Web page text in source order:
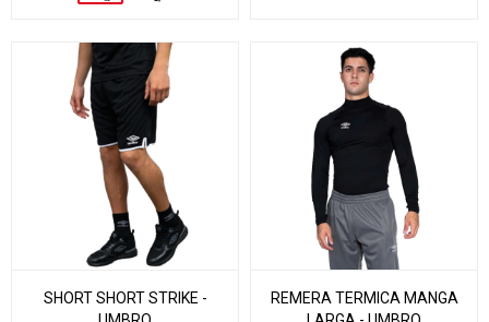
SHORT SHORT STRIKE -
REMERA TERMICA MANGA